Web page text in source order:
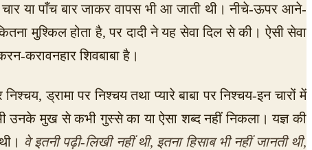
या पाँच बार जाकर वापस भी आ जाती थी। नीचे-ऊपर आने-
मुश्किल होता है, पर दादी ने यह सेवा दिल से की। ऐसी सेवा
करावनहार शिवबाबा है।
ड्रामा पर निश्चय तथा प्यारे बाबा पर निश्चय-इन चारों में
उनके मुख से कभी गुस्से का या ऐसा शब्द नहीं निकला। यज्ञ की
वे इतनी पढ़ी-लिखी नहीं थी, इतना हिसाब भी नहीं जानती थी,